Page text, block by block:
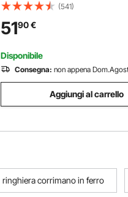
48cm per Ringhiera in Ferro
Nero Passaggi 3 Gradini,
Sicurezza Uso in Corridoio
Balcone Portico
(541)
5190€
Disponibile
Consegna: non appena
Aggiungi al carrello
ringhiera corrimano in ferro